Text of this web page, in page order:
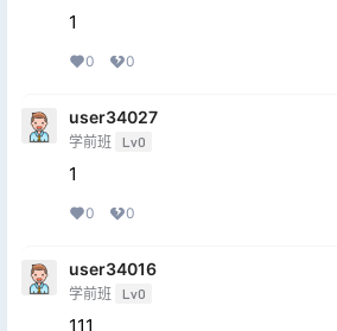
1
0 0
user34027
学前班 Lv0
1
0 0
user34016
学前班 Lv0
111